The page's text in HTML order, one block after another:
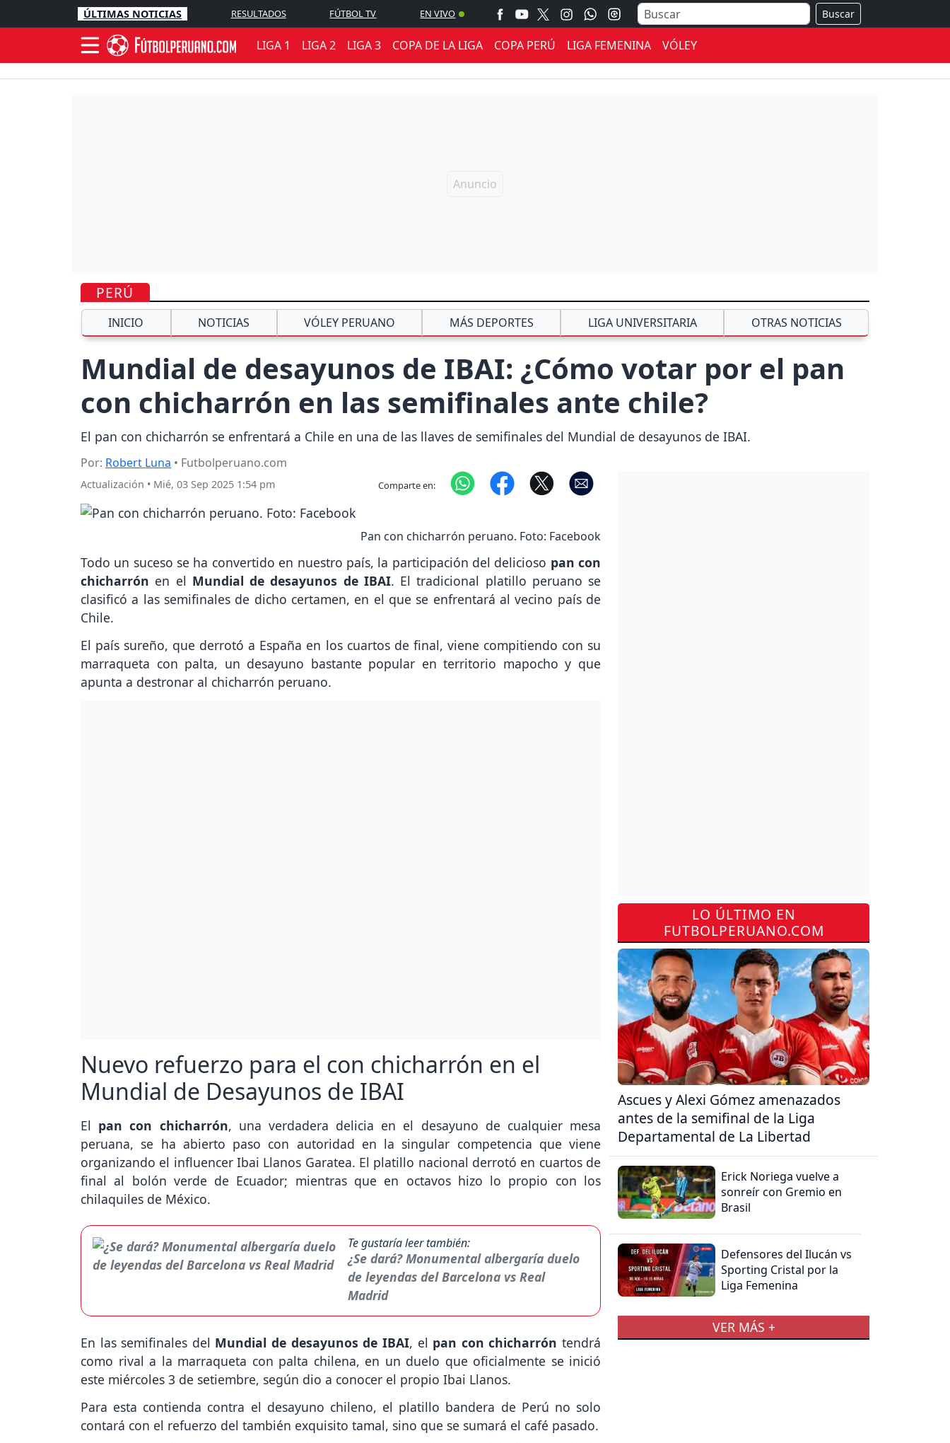
ÚLTIMAS NOTICIAS RESULTADOS FÚTBOL TV EN VIVO Buscar
LIGA 1 LIGA 2 LIGA 3 COPA DE LA LIGA COPA PERÚ LIGA FEMENINA VÓLEY
PERÚ
INICIO NOTICIAS VÓLEY PERUANO MÁS DEPORTES LIGA UNIVERSITARIA OTRAS NOTICIAS
Mundial de desayunos de IBAI: ¿Cómo votar por el pan
con chicharrón en las semifinales ante chile?
El pan con chicharrón se enfrentará a Chile en una de las llaves de semifinales del Mundial de desayunos de IBAI.
Por: Robert Luna • Futbolperuano.com
Actualización • Mié, 03 Sep 2025 1:54 pm Comparte en:
Pan con chicharrón peruano. Foto: Facebook
Todo un suceso se ha convertido en nuestro país, la participación del delicioso pan con
chicharrón en el Mundial de desayunos de IBAI. El tradicional platillo peruano se
clasificó a las semifinales de dicho certamen, en el que se enfrentará al vecino país de
Chile.
El país sureño, que derrotó a España en los cuartos de final, viene compitiendo con su
marraqueta con palta, un desayuno bastante popular en territorio mapocho y que
apunta a destronar al chicharrón peruano.
Nuevo refuerzo para el con chicharrón en el
Mundial de Desayunos de IBAI
El pan con chicharrón, una verdadera delicia en el desayuno de cualquier mesa
peruana, se ha abierto paso con autoridad en la singular competencia que viene
organizando el influencer Ibai Llanos Garatea. El platillo nacional derrotó en cuartos de
final al bolón verde de Ecuador; mientras que en octavos hizo lo propio con los
chilaquiles de México.
Te gustaría leer también:
¿Se dará? Monumental albergaría duelo
de leyendas del Barcelona vs Real
Madrid
En las semifinales del Mundial de desayunos de IBAI, el pan con chicharrón tendrá
como rival a la marraqueta con palta chilena, en un duelo que oficialmente se inició
este miércoles 3 de setiembre, según dio a conocer el propio Ibai Llanos.
Para esta contienda contra el desayuno chileno, el platillo bandera de Perú no solo
contará con el refuerzo del también exquisito tamal, sino que se sumará el café pasado.
LO ÚLTIMO EN
FUTBOLPERUANO.COM
Ascues y Alexi Gómez amenazados
antes de la semifinal de la Liga
Departamental de La Libertad
Erick Noriega vuelve a
sonreír con Gremio en
Brasil
Defensores del Ilucán vs
Sporting Cristal por la
Liga Femenina
VER MÁS +